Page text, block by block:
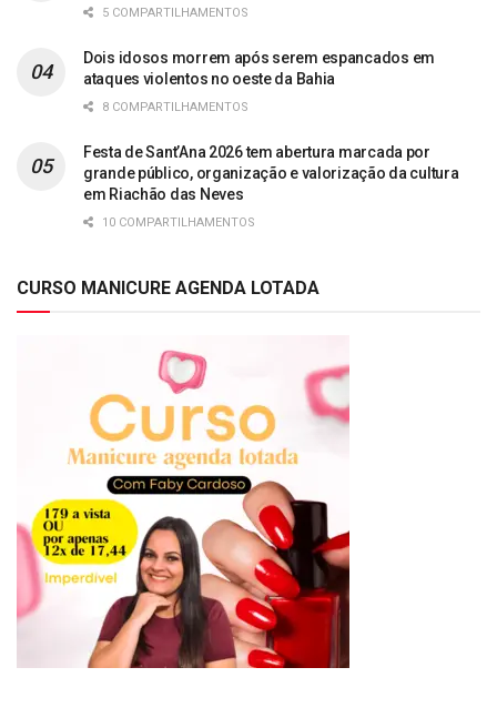
5 COMPARTILHAMENTOS
Dois idosos morrem após serem espancados em
ataques violentos no oeste da Bahia
8 COMPARTILHAMENTOS
Festa de Sant’Ana 2026 tem abertura marcada por
grande público, organização e valorização da cultura
em Riachão das Neves
10 COMPARTILHAMENTOS
CURSO MANICURE AGENDA LOTADA